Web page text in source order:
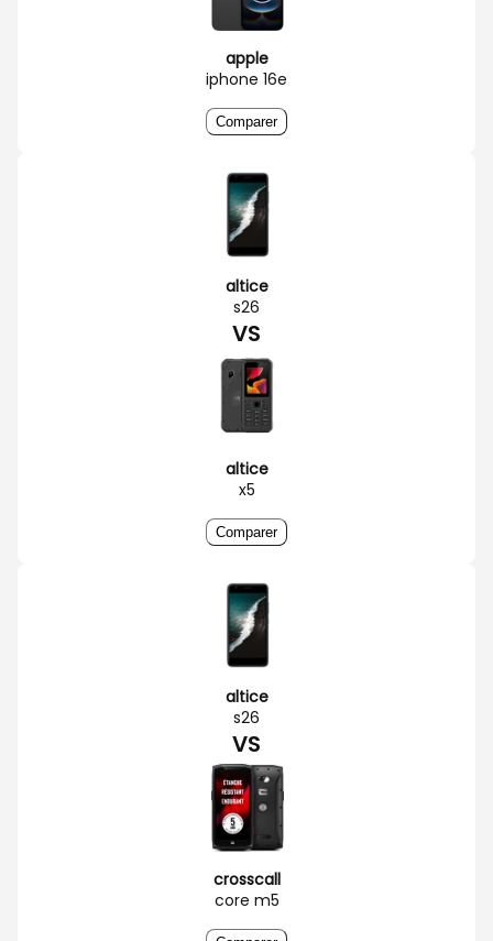
apple
iphone 16e
Comparer
altice
s26
VS
altice
x5
Comparer
altice
s26
VS
crosscall
core m5